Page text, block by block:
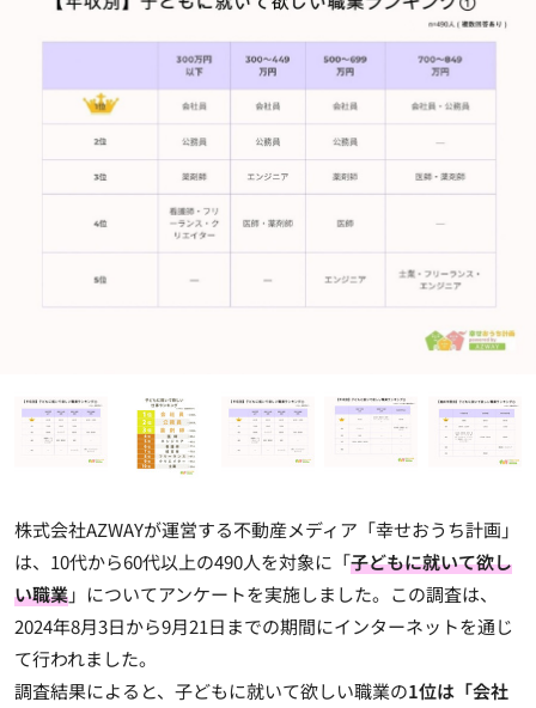
株式会社AZWAYが運営する不動産メディア「幸せおうち計画」
は、10代から60代以上の490人を対象に「子どもに就いて欲し
い職業」についてアンケートを実施しました。この調査は、
2024年8月3日から9月21日までの期間にインターネットを通じ
て行われました。
調査結果によると、子どもに就いて欲しい職業の1位は「会社